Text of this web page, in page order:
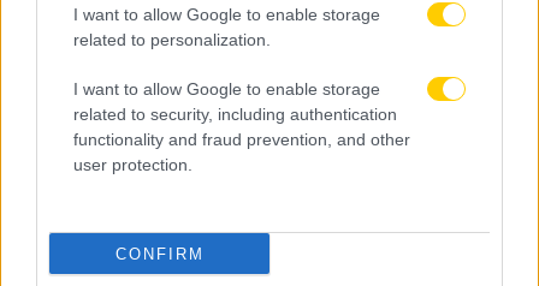
I want to allow Google to enable storage
related to personalization.
I want to allow Google to enable storage
related to security, including authentication
functionality and fraud prevention, and other
user protection.
CONFIRM
08.08.2026, 22:16